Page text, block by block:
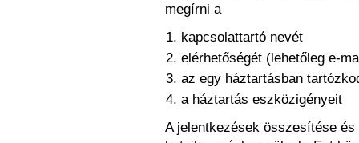
megírni a
kapcsolattartó nevét
elérhetőségét (lehetőleg e-
az egy háztartásban
a háztartás eszközigényeit
A jelentkezések összesítése